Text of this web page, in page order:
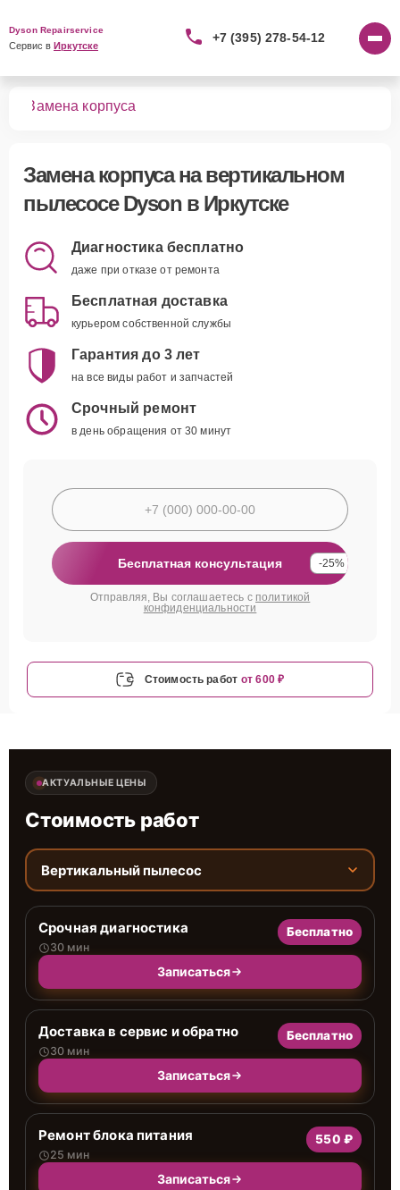
Dyson Repairservice
Сервис в Иркутске
+7 (395) 278-54-12
Замена корпуса
Замена корпусана вертикальном
пылесосе Dyson в Иркутске
Диагностика бесплатно
даже при отказе от ремонта
Бесплатная доставка
курьером собственной службы
Гарантия до 3 лет
на все виды работ и запчастей
Срочный ремонт
в день обращения от 30 минут
Бесплатная консультация -25%
Отправляя, Вы соглашаетесь с политикой
конфиденциальности
Стоимость работ от 600 ₽
АКТУАЛЬНЫЕ ЦЕНЫ
Стоимость работ
Вертикальный пылесос
Срочная диагностика
30 мин
Бесплатно
Записаться
Доставка в сервис и обратно
30 мин
Бесплатно
Записаться
Ремонт блока питания
25 мин
550 ₽
Записаться